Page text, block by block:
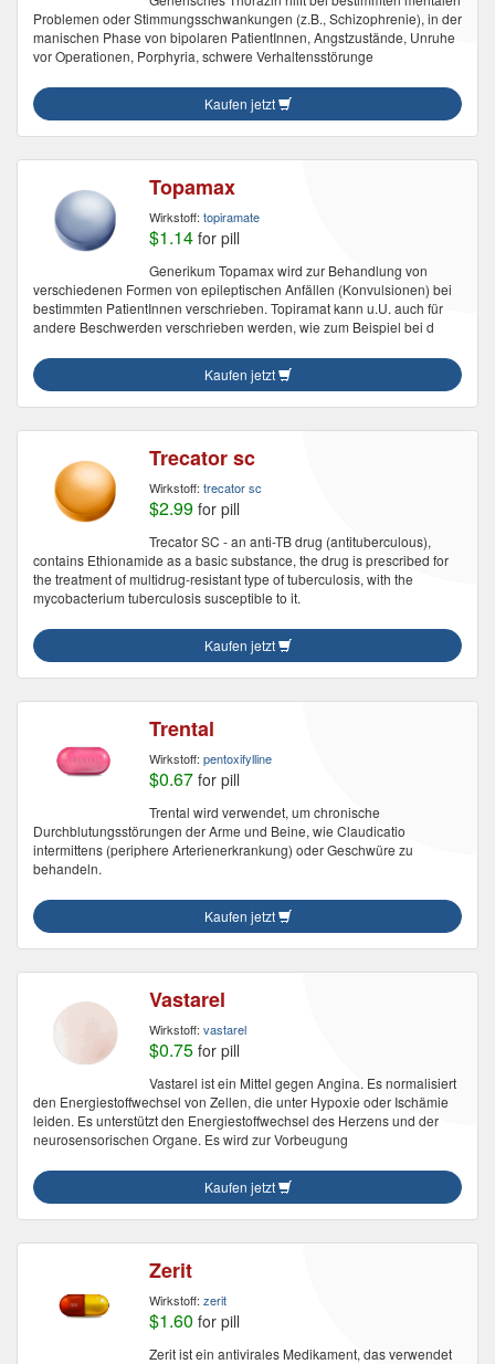
Problemen oder Stimmungsschwankungen (z.B., Schizophrenie), in der
manischen Phase von bipolaren PatientInnen, Angstzustände, Unruhe
vor Operationen, Porphyria, schwere Verhaltensstörunge
Kaufen jetzt
Topamax
Wirkstoff: topiramate
$1.14 for pill
Generikum Topamax wird zur Behandlung von
verschiedenen Formen von epileptischen Anfällen (Konvulsionen) bei
bestimmten PatientInnen verschrieben. Topiramat kann u.U. auch für
andere Beschwerden verschrieben werden, wie zum Beispiel bei d
Kaufen jetzt
Trecator sc
Wirkstoff: trecator sc
$2.99 for pill
Trecator SC - an anti-TB drug (antituberculous),
contains Ethionamide as a basic substance, the drug is prescribed for
the treatment of multidrug-resistant type of tuberculosis, with the
mycobacterium tuberculosis susceptible to it.
Kaufen jetzt
Trental
Wirkstoff: pentoxifylline
$0.67 for pill
Trental wird verwendet, um chronische
Durchblutungsstörungen der Arme und Beine, wie Claudicatio
intermittens (periphere Arterienerkrankung) oder Geschwüre zu
behandeln.
Kaufen jetzt
Vastarel
Wirkstoff: vastarel
$0.75 for pill
Vastarel ist ein Mittel gegen Angina. Es normalisiert
den Energiestoffwechsel von Zellen, die unter Hypoxie oder Ischämie
leiden. Es unterstützt den Energiestoffwechsel des Herzens und der
neurosensorischen Organe. Es wird zur Vorbeugung
Kaufen jetzt
Zerit
Wirkstoff: zerit
$1.60 for pill
Zerit ist ein antivirales Medikament, das verwendet